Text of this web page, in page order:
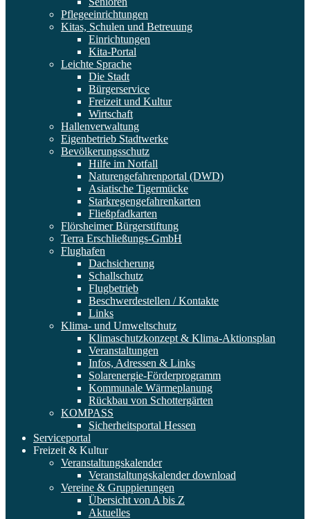
Pflegeeinrichtungen
Kitas, Schulen und Betreuung
Einrichtungen
Kita-Portal
Leichte Sprache
Die Stadt
Bürgerservice
Freizeit und Kultur
Wirtschaft
Hallenverwaltung
Eigenbetrieb Stadtwerke
Bevölkerungsschutz
Hilfe im Notfall
Naturengefahrenportal (DWD)
Asiatische Tigermücke
Starkregengefahrenkarten
Fließpfadkarten
Flörsheimer Bürgerstiftung
Terra Erschließungs-GmbH
Flughafen
Dachsicherung
Schallschutz
Flugbetrieb
Beschwerdestellen / Kontakte
Links
Klima- und Umweltschutz
Klimaschutzkonzept & Klima-Aktionsplan
Veranstaltungen
Infos, Adressen & Links
Solarenergie-Förderprogramm
Kommunale Wärmeplanung
Rückbau von Schottergärten
KOMPASS
Sicherheitsportal Hessen
Serviceportal
Freizeit & Kultur
Veranstaltungskalender
Veranstaltungskalender download
Vereine & Gruppierungen
Übersicht von A bis Z
Aktuelles